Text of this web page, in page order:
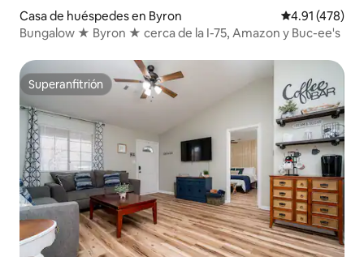
Casa de huéspedes en Byron Calificación
4.91 (478)
Bungalow ★ Byron ★ cerca de la I-75, Amazon y Buc-ee's
Superanfitrión
Superanfitrión